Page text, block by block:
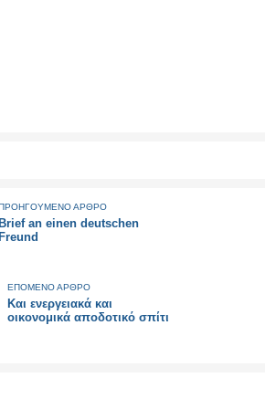
ΑΡΘΡΟ
Brief an einen deutschen
Freund
ΕΠΟΜΕΝΟ ΑΡΘΡΟ
Και ενεργειακά και
οικονομικά αποδοτικό σπίτι